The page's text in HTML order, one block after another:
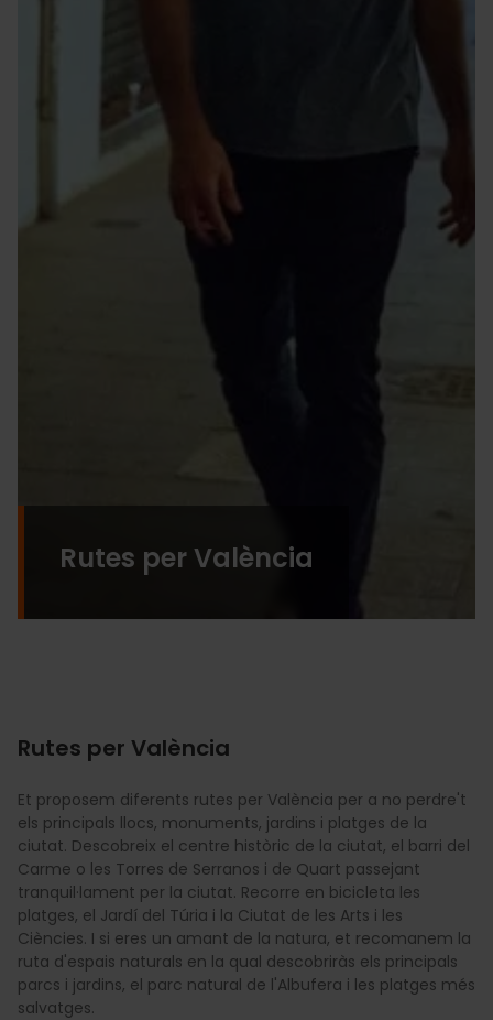
Rutes per València
Rutes per València
Et proposem diferents rutes per València per a no perdre't
els principals llocs, monuments, jardins i platges de la
ciutat. Descobreix el centre històric de la ciutat, el barri del
Carme o les Torres de Serranos i de Quart passejant
tranquil·lament per la ciutat. Recorre en bicicleta les
platges, el Jardí del Túria i la Ciutat de les Arts i les
Ciències. I si eres un amant de la natura, et recomanem la
ruta d'espais naturals en la qual descobriràs els principals
parcs i jardins, el parc natural de l'Albufera i les platges més
salvatges.